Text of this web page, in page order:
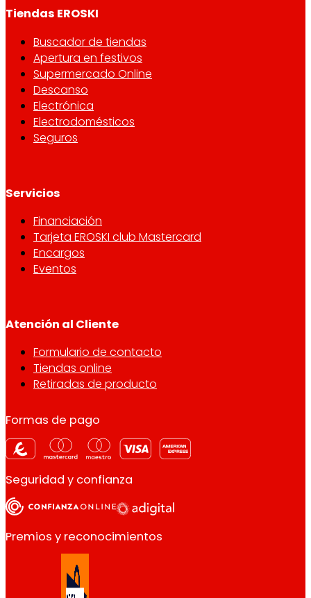
Tiendas EROSKI
Buscador de tiendas
Apertura en festivos
Supermercado Online
Descanso
Electrónica
Electrodomésticos
Seguros
Servicios
Financiación
Tarjeta EROSKI club Mastercard
Encargos
Eventos
Atención al Cliente
Formulario de contacto
Tiendas online
Retiradas de producto
Formas de pago
Seguridad y confianza
Premios y reconocimientos